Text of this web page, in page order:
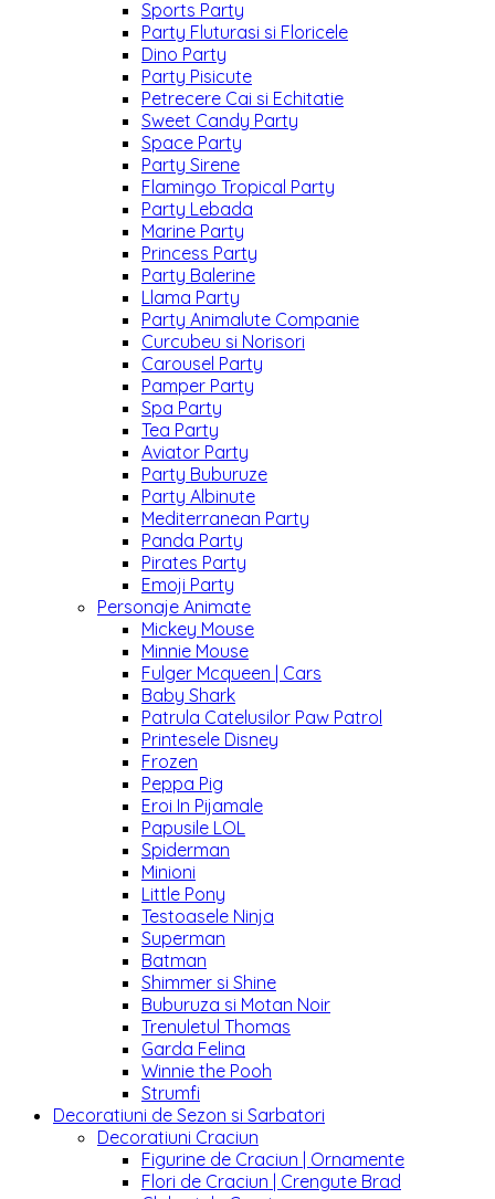
Sports Party
Party Fluturasi si Floricele
Dino Party
Party Pisicute
Petrecere Cai si Echitatie
Sweet Candy Party
Space Party
Party Sirene
Flamingo Tropical Party
Party Lebada
Marine Party
Princess Party
Party Balerine
Llama Party
Party Animalute Companie
Curcubeu si Norisori
Carousel Party
Pamper Party
Spa Party
Tea Party
Aviator Party
Party Buburuze
Party Albinute
Mediterranean Party
Panda Party
Pirates Party
Emoji Party
Personaje Animate
Mickey Mouse
Minnie Mouse
Fulger Mcqueen | Cars
Baby Shark
Patrula Catelusilor Paw Patrol
Printesele Disney
Frozen
Peppa Pig
Eroi In Pijamale
Papusile LOL
Spiderman
Minioni
Little Pony
Testoasele Ninja
Superman
Batman
Shimmer si Shine
Buburuza si Motan Noir
Trenuletul Thomas
Garda Felina
Winnie the Pooh
Strumfi
Decoratiuni de Sezon si Sarbatori
Decoratiuni Craciun
Figurine de Craciun | Ornamente
Flori de Craciun | Crengute Brad